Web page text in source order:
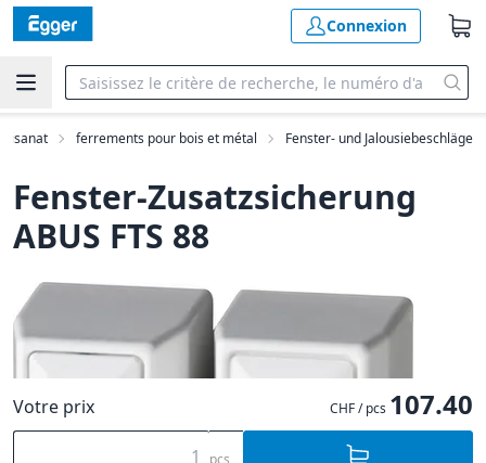
Connexion
ferrements pour bois et métal Fenster- und Jalousiebeschläge
Fenster-Zusatzsicherung
ABUS FTS 88
Votre prix CHF / pcs 107.40
pcs